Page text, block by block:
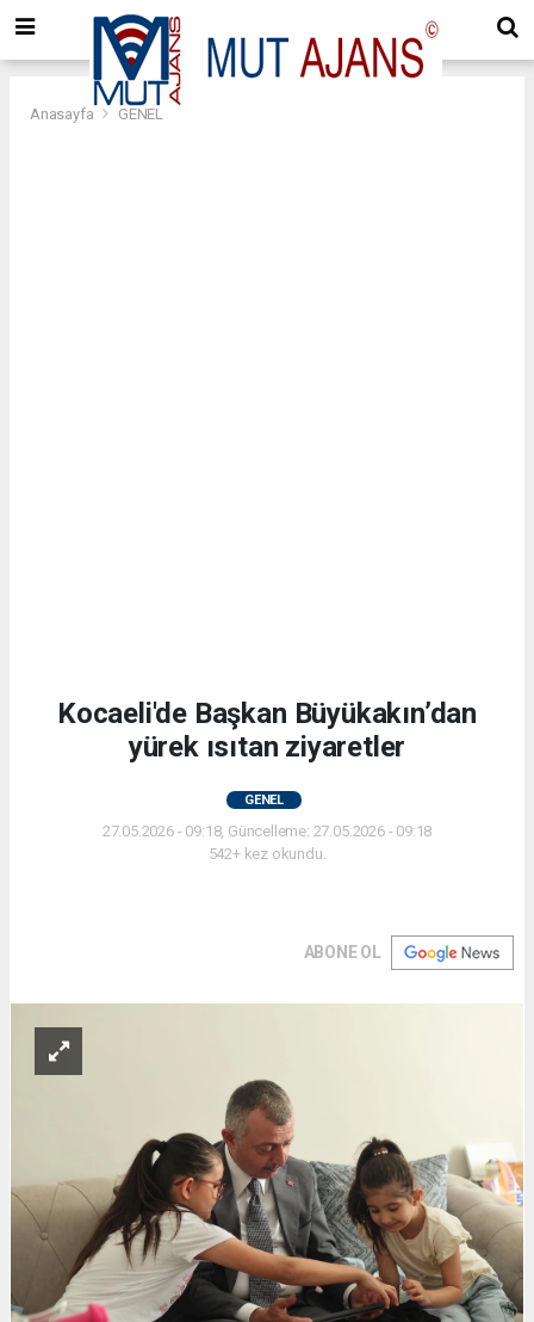
Anasayfa GENEL
Kocaeli'de Başkan Büyükakın’dan
yürek ısıtan ziyaretler
GENEL
27.05.2026 - 09:18, Güncelleme: 27.05.2026 - 09:18
542+ kez okundu.
ABONE OL